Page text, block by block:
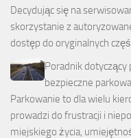
Decydując się na
skorzystanie z
dostęp do oryginalnych
Poradnik dotyczący
bezpieczne
Parkowanie to dla wielu
prowadzi do frustracji i
miejskiego życia,